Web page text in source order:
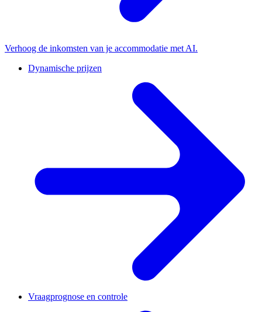
Verhoog de inkomsten van je accommodatie met AI.
Dynamische prijzen
Vraagprognose en controle